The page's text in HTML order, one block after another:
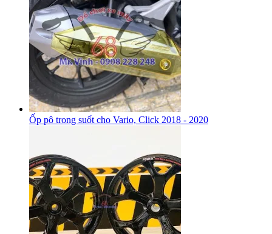
Ốp pô trong suốt cho Vario, Click 2018 - 2020